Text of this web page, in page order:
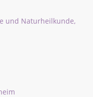
und Naturheilkunde,